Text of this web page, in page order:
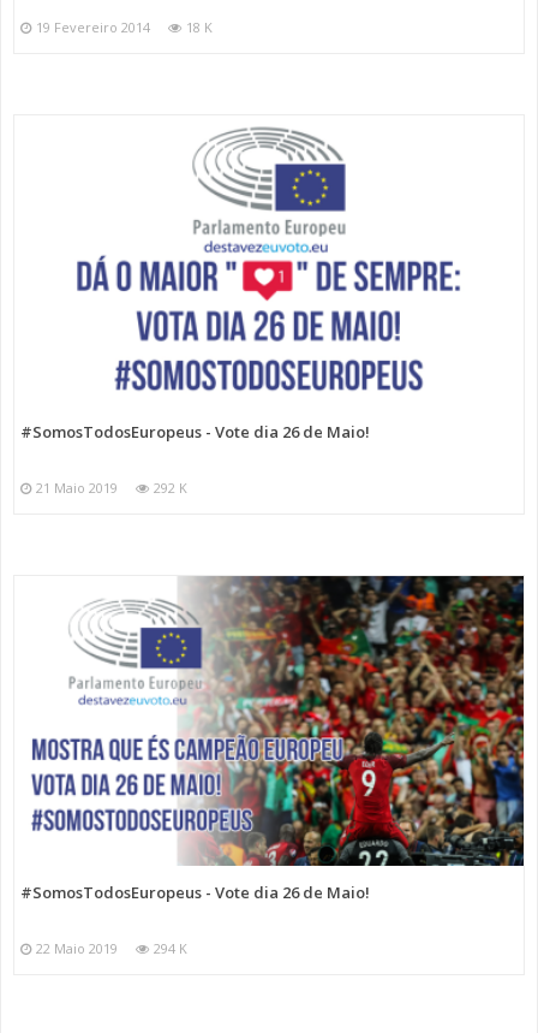
19 Fevereiro 2014 18 K
#SomosTodosEuropeus - Vote dia 26 de Maio!
21 Maio 2019 292 K
#SomosTodosEuropeus - Vote dia 26 de Maio!
22 Maio 2019 294 K